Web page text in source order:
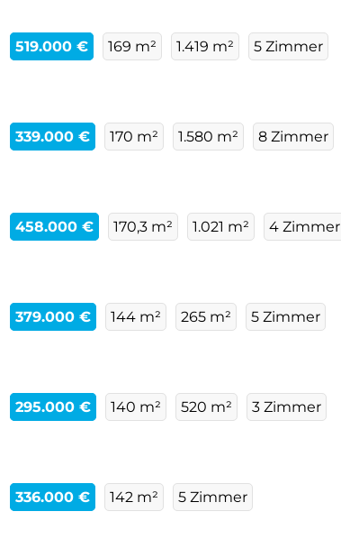
519.000 € 169 m² 1.419 m² 5 Zimmer
339.000 € 170 m² 1.580 m² 8 Zimmer
458.000 € 170,3 m² 1.021 m² 4 Zimmer
379.000 € 144 m² 265 m² 5 Zimmer
295.000 € 140 m² 520 m² 3 Zimmer
336.000 € 142 m² 5 Zimmer